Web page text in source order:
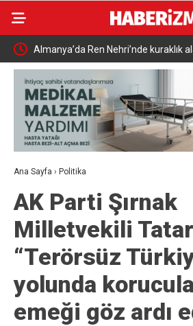
alarmı: Su Uludağ’da çıkan orman
Ana Sayfa › Politika
AK Parti Şırnak
Milletvekili
“Terörsüz
yolunda
emeği göz ardı